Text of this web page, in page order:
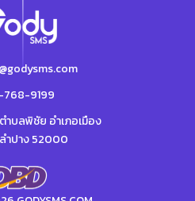
768-9199
ำบลพิชัย อำเภอเมือง
ำปาง 52000